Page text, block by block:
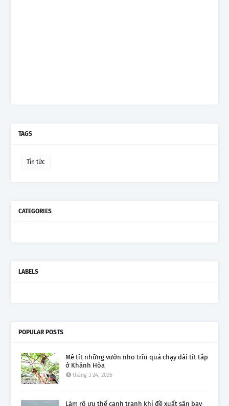
TAGS
Tin tức
CATEGORIES
LABELS
POPULAR POSTS
Mê tít những vườn nho trĩu quả chạy dài tít tắp
ở Khánh Hòa
tháng 3 24, 2026
Làm rõ ưu thế cạnh tranh khi đề xuất sân bay